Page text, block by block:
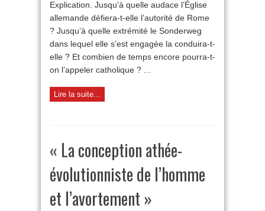
Explication. Jusqu’à quelle audace l’Église
allemande défiera-t-elle l’autorité de Rome
? Jusqu’à quelle extrémité le Sonderweg
dans lequel elle s’est engagée la conduira-t-
elle ? Et combien de temps encore pourra-t-
on l’appeler catholique ? ...
Lire la suite...
« La conception athée-
évolutionniste de l’homme
et l’avortement »